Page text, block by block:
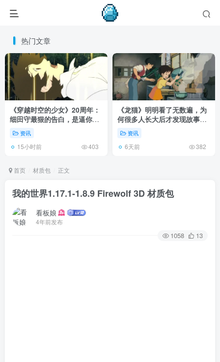
热门文章
《穿越时空的少女》20周年：
细田守最狠的告白，是逼你承
认有些夏天回不去了！
资讯
15小时前 403
《龙猫》明明看了无数遍，为
何很多人长大后才发现故事根
本不在 1988 年！
资讯
6天前 382
首页 材质包 正文
我的世界1.17.1-1.8.9 Firewolf 3D 材质包
看板娘
4年前发布
1058 13